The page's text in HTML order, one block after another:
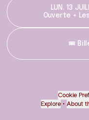
LUN. 13
Ouverte +
🎟️
Cookie
Explore • About